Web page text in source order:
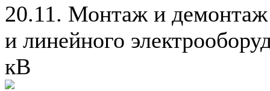
20.11. Монтаж и
и линейного
кВ